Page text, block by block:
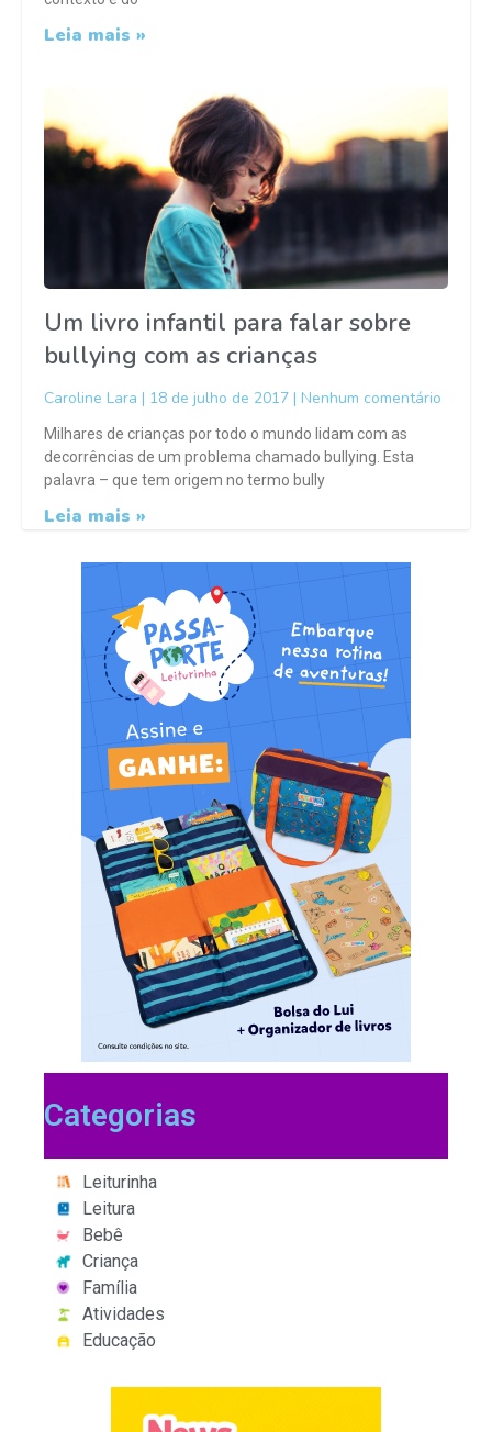
Leia mais »
Um livro infantil para falar sobre
bullying com as crianças
Caroline Lara 18 de julho de 2017 Nenhum comentário
Milhares de crianças por todo o mundo lidam com as
decorrências de um problema chamado bullying. Esta
palavra – que tem origem no termo bully
Leia mais »
Categorias
Leiturinha
Leitura
Bebê
Criança
Família
Atividades
Educação